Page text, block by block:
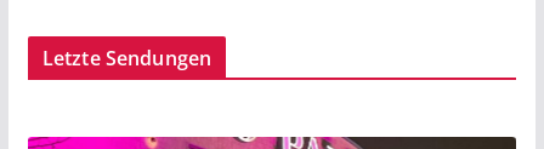
Letzte Sendungen